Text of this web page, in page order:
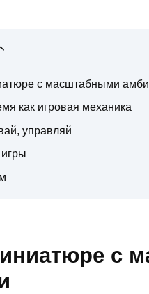
с масштабными
как игровая механика
управляй
с